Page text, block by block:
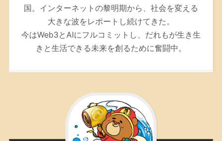
国。インターネットの黎明期から、社会を変える
大きな波をレポートし続けてきた。
今はWeb3とAIにフルコミットし、だれもが生き生
きと生活できる未来を創るために奮闘中。